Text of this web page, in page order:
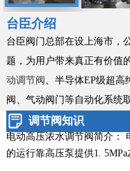
台臣介绍
台臣阀门总部在设上海市，
题，为用户带来真正有价值
动调节阀 、半导体EP级超高
阀、 气动阀门等自动化系统
调节阀知识
新款零缺陷气动衬氟调节阀
气动衬氟调节阀新款简介：
电动高压浓水调节阀技术说
电动高压浓水调节阀简介：
的运行靠高压泵提供1.